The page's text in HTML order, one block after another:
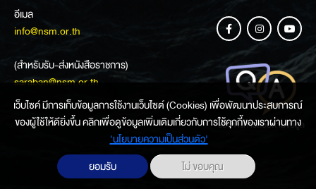
อีเมล
info@nsm.or.th
(สำหรับรับ-ส่งหนังสือราชการ)
saraban@nsm.or.th
ช่องทางการสอบถามข้อมูล
เว็บไซค์ มีการเก็บข้อมูลการใช้งานเว็บไซต์ (Cookies) เพื่อพัฒนาประสบการณ์
ของผู้ใช้ให้ดียิ่งขึ้น คลิกเพื่อดูข้อมูลเพิ่มเติมเกี่ยวกับการใช้คุกกี้ของเราผ่านทาง
‘นโยบายความเป็นส่วนตัว'
ยอมรับ
ไม่ ขอบคุณ